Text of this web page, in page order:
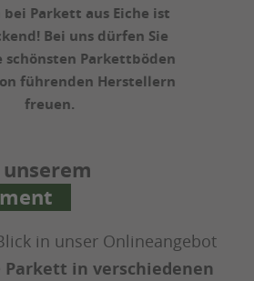
und eine ruhig-
Raumwirkung
den Charakter unserer
in unser Onlineangebot
Parkett in verschiedenen